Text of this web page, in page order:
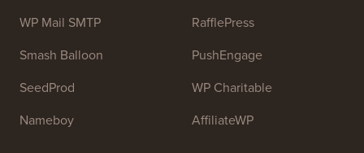
WP Mail SMTP
Smash Balloon
SeedProd
Nameboy
RafflePress
PushEngage
WP Charitable
AffiliateWP